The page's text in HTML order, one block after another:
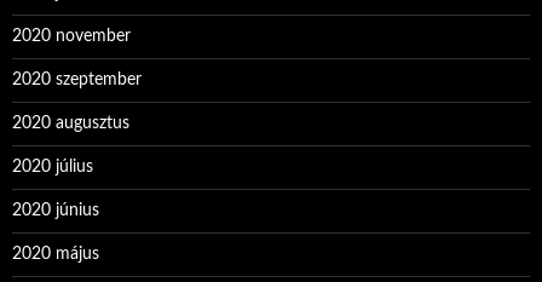
2020 november
2020 szeptember
2020 augusztus
2020 július
2020 június
2020 május